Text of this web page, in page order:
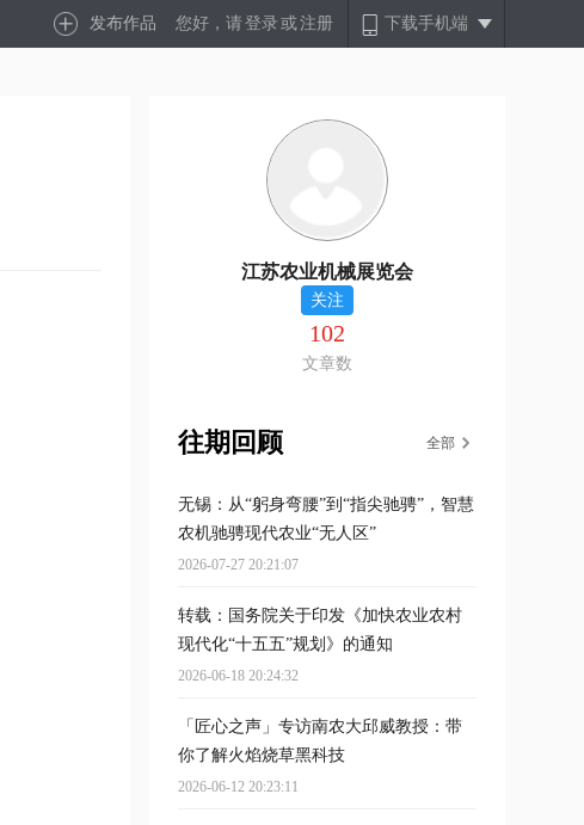
发布作品 您好，请登录 或注册 下载手机端
江苏农业机械展览会
关注
102
文章数
往期回顾 全部
无锡：从“躬身弯腰”到“指尖驰骋”，智慧
农机驰骋现代农业“无人区”
2026-07-27 20:21:07
转载：国务院关于印发《加快农业农村
现代化“十五五”规划》的通知
2026-06-18 20:24:32
「匠心之声」专访南农大邱威教授：带
你了解火焰烧草黑科技
2026-06-12 20:23:11